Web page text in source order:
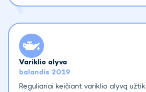
Variklio alyva
balandis 2019
Reguliariai keičiant variklio alyvą